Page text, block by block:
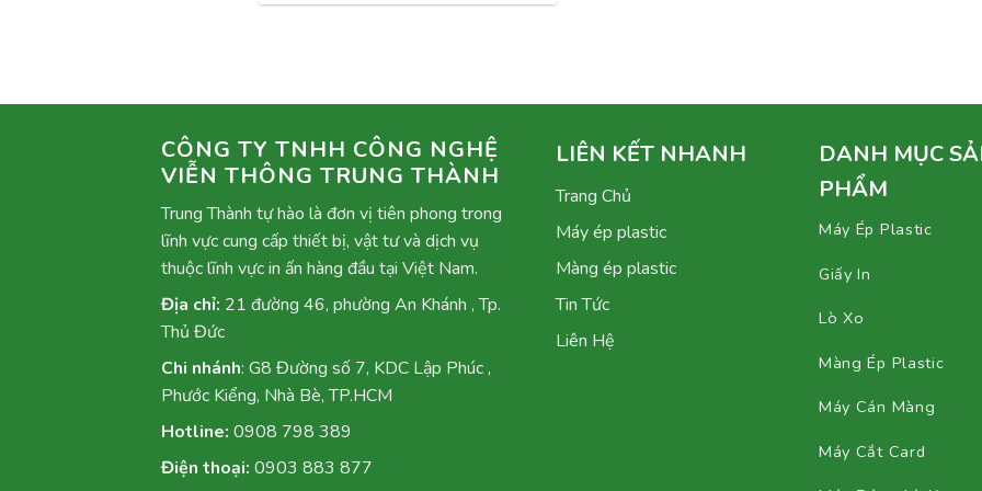
CÔNG TY TNHH CÔNG NGHỆ
VIỄN THÔNG TRUNG THÀNH
Trung Thành tự hào là đơn vị tiên phong trong
lĩnh vực cung cấp thiết bị, vật tư và dịch vụ
thuộc lĩnh vực in ấn hàng đầu tại Việt Nam.
Địa chỉ: 21 đường 46, phường An Khánh , Tp.
Thủ Đức
Chi nhánh: G8 Đường số 7, KDC Lập Phúc ,
Phước Kiểng, Nhà Bè, TP.HCM
Hotline: 0908 798 389
Điện thoại: 0903 883 877
LIÊN KẾT NHANH
Trang Chủ
Máy ép plastic
Màng ép plastic
Tin Tức
Liên Hệ
DANH MỤC
PHẨM
Máy Ép Plastic
Giấy In
Lò Xo
Màng Ép Plastic
Máy Cán Màng
Máy Cắt Card